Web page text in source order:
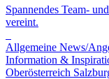
Spannendes Team-
vereint.
Allgemeine News/
Information &
Oberösterreich